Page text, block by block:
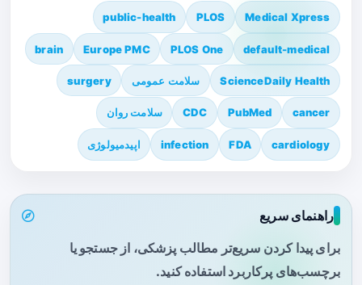
Medical Xpress
PLOS
public-health
default-medical
PLOS One
Europe PMC
brain
ScienceDaily Health سلامت عمومی surgery
cancer
PubMed
CDC سلامت روان
cardiology
FDA
infection اپیدمیولوژی
راهنمای سریع
برای پیدا کردن سریع‌تر مطالب پزشکی، از جستجو یا
برچسب‌های پرکاربرد استفاده کنید.